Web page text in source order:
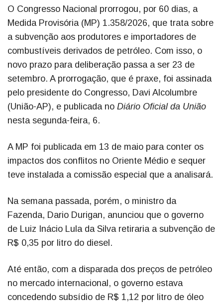
O Congresso Nacional prorrogou, por 60 dias, a
Medida Provisória (MP) 1.358/2026, que trata sobre
a subvenção aos produtores e importadores de
combustíveis derivados de petróleo. Com isso, o
novo prazo para deliberação passa a ser 23 de
setembro. A prorrogação, que é praxe, foi assinada
pelo presidente do Congresso, Davi Alcolumbre
(União-AP), e publicada no Diário Oficial da União
nesta segunda-feira, 6.
A MP foi publicada em 13 de maio para conter os
impactos dos conflitos no Oriente Médio e sequer
teve instalada a comissão especial que a analisará.
Na semana passada, porém, o ministro da
Fazenda, Dario Durigan, anunciou que o governo
de Luiz Inácio Lula da Silva retiraria a subvenção de
R$ 0,35 por litro do diesel.
Até então, com a disparada dos preços de petróleo
no mercado internacional, o governo estava
concedendo subsídio de R$ 1,12 por litro de óleo